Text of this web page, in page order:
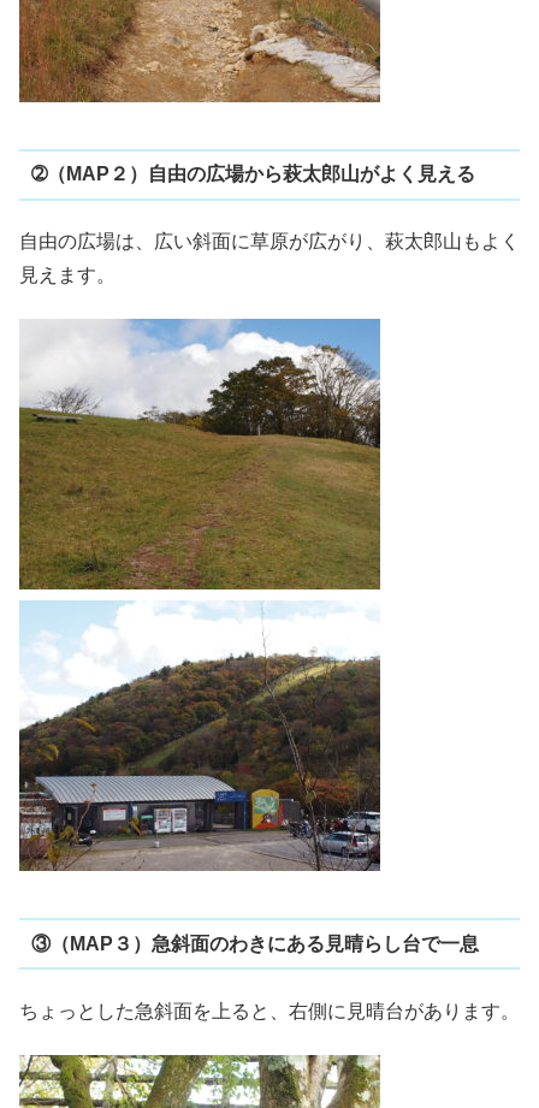
➁（MAP２）自由の広場から萩太郎山がよく見える
自由の広場は、広い斜面に草原が広がり、萩太郎山もよく
見えます。
③（MAP３）急斜面のわきにある見晴らし台で一息
ちょっとした急斜面を上ると、右側に見晴台があります。